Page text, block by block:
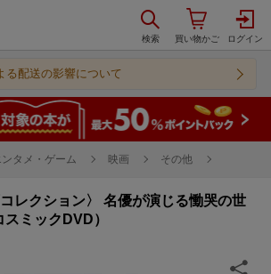
る配送の影響について
ンタメ・ゲーム 映画 その他
コレクション〉 名優が演じる慟哭の世
ミックDVD）